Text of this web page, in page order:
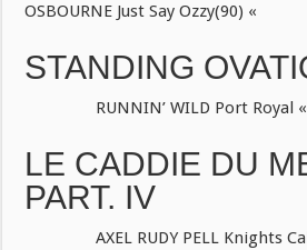
OSBOURNE Just Say Ozzy(90) «
STANDING
RUNNIN’ WILD Port Royal «
LE CADDIE DU
PART. IV
AXEL RUDY PELL Knights Call